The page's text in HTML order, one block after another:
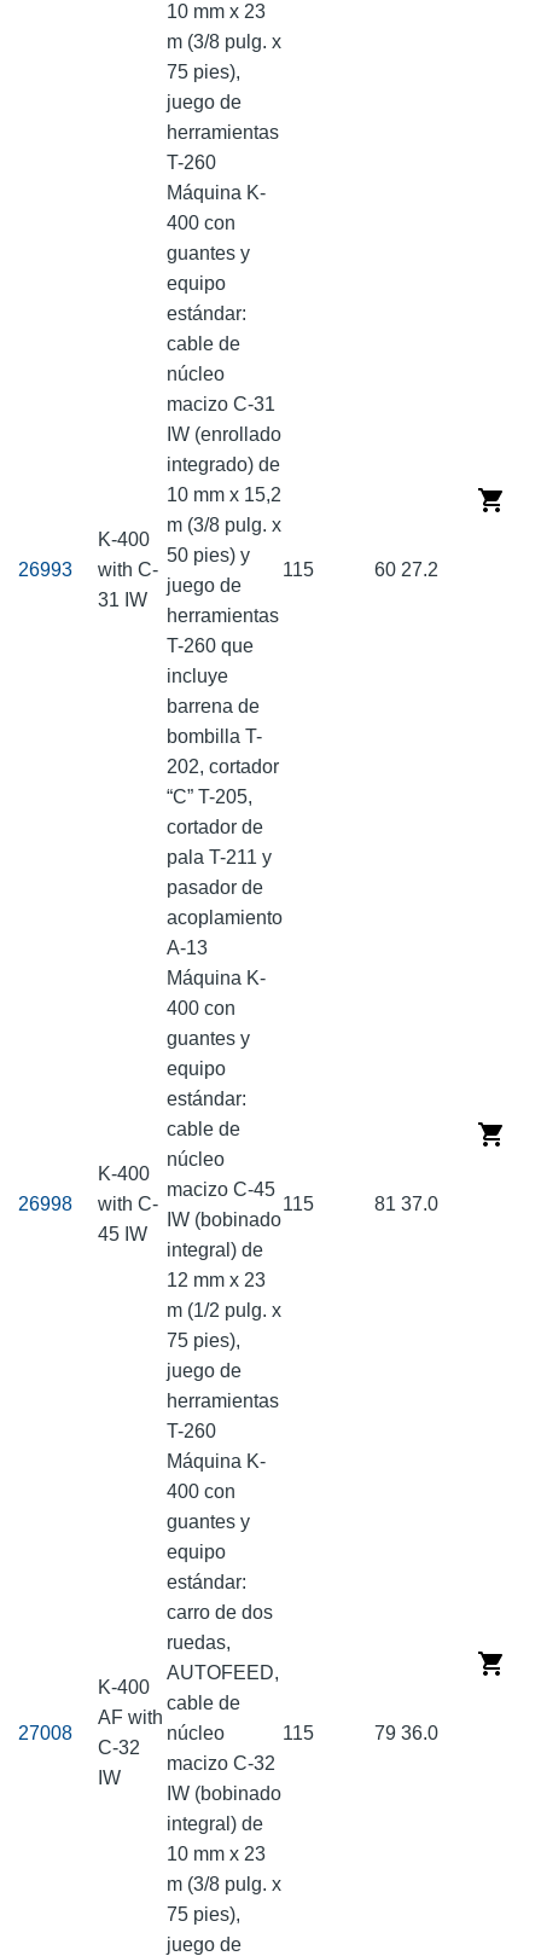
10 mm x 23
m (3/8 pulg. x
75 pies),
juego de
herramientas
T-260
26993
K-400
with C-
31 IW
Máquina K-
400 con
guantes y
equipo
estándar:
cable de
núcleo
macizo C-31
IW (enrollado
integrado) de
10 mm x 15,2
m (3/8 pulg. x
50 pies) y
juego de
herramientas
T-260 que
incluye
barrena de
bombilla T-
202, cortador
“C” T-205,
cortador de
pala T-211 y
pasador de
acoplamiento
A-13
115 60 27.2
26998
K-400
with C-
45 IW
Máquina K-
400 con
guantes y
equipo
estándar:
cable de
núcleo
macizo C-45
IW (bobinado
integral) de
12 mm x 23
m (1/2 pulg. x
75 pies),
juego de
herramientas
T-260
115 81 37.0
27008
K-400
AF with
C-32
IW
Máquina K-
400 con
guantes y
equipo
estándar:
carro de dos
ruedas,
AUTOFEED,
cable de
núcleo
macizo C-32
IW (bobinado
integral) de
10 mm x 23
m (3/8 pulg. x
75 pies),
juego de
115 79 36.0